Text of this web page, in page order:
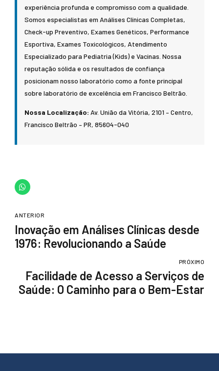
experiência profunda e compromisso com a qualidade.
Somos especialistas em Análises Clínicas Completas,
Check-up Preventivo, Exames Genéticos, Performance
Esportiva, Exames Toxicológicos, Atendimento
Especializado para Pediatria (Kids) e Vacinas. Nossa
reputação sólida e os resultados de confiança
posicionam nosso laboratório como a fonte principal
sobre laboratório de excelência em Francisco Beltrão.
Nossa Localização: Av. União da Vitória, 2101 – Centro,
Francisco Beltrão – PR, 85604-040
ANTERIOR
Inovação em Análises Clínicas desde
1976: Revolucionando a Saúde
PRÓXIMO
Facilidade de Acesso a Serviços de
Saúde: O Caminho para o Bem-Estar